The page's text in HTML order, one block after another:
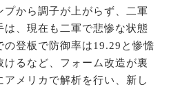
プから調子が上がらず、二軍
は、現在も二軍で悲惨な状態
の登板で防御率は19.29と惨憺
るなど、フォーム改造が裏
アメリカで解析を行い、新し